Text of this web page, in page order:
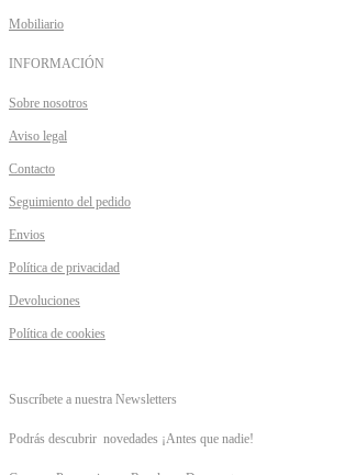
Mobiliario
INFORMACIÓN
Sobre nosotros
Aviso legal
Contacto
Seguimiento del pedido
Envios
Política de privacidad
Devoluciones
Política de cookies
Suscríbete a nuestra Newsletters
Podrás descubrir novedades ¡Antes que nadie!